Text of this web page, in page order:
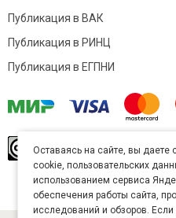
Публикация в ВАК
Публикация в РИНЦ
Публикация в ЕГПНИ
Commons
Карта сайта
Оставаясь на сайте, вы даете
cookie, пользовательских
использованием сервиса
обеспечения работы сайта,
исследований и обзоров.